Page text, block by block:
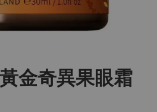
金奇異果眼霜